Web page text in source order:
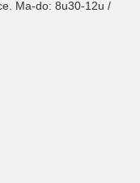
Ma-do: 8u30-12u /